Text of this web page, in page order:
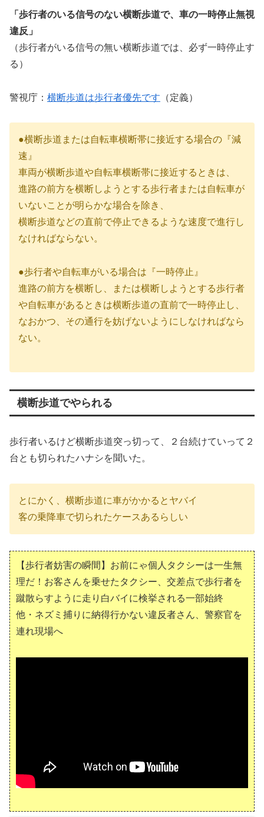
「歩行者のいる信号のない横断歩道で、車の一時停止無視
違反」
（歩行者がいる信号の無い横断歩道では、必ず一時停止す
る）
警視庁： 横断歩道は歩行者優先です （定義）
●横断歩道または自転車横断帯に接近する場合の『減
速』
車両が横断歩道や自転車横断帯に接近するときは、
進路の前方を横断しようとする歩行者または自転車が
いないことが明らかな場合を除き、
横断歩道などの直前で停止できるような速度で進行し
なければならない。
●歩行者や自転車がいる場合は『一時停止』
進路の前方を横断し、または横断しようとする歩行者
や自転車があるときは横断歩道の直前で一時停止し、
なおかつ、その通行を妨げないようにしなければなら
ない。
横断歩道でやられる
歩行者いるけど横断歩道突っ切って、２台続けていって２
台とも切られたハナシを聞いた。
とにかく、横断歩道に車がかかるとヤバイ
客の乗降車で切られたケースあるらしい
【歩行者妨害の瞬間】お前にゃ個人タクシーは一生無
理だ！お客さんを乗せたタクシー、交差点で歩行者を
蹴散らすように走り白バイに検挙される一部始終
他・ネズミ捕りに納得行かない違反者さん、警察官を
連れ現場へ